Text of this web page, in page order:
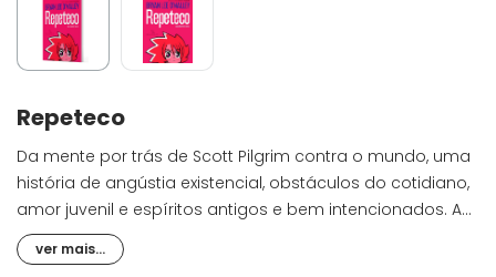
Repeteco
Da mente por trás de Scott Pilgrim contra o mundo, uma
história de angústia existencial, obstáculos do cotidiano,
amor juvenil e espíritos antigos e bem intencionados. A
vida de Katie vai muito bem. Ela é uma chef talentosa,
dona de um restaurante de sucesso e com grandes
ver mais...